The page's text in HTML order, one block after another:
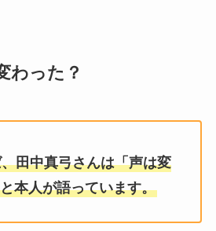
わった？
田中真弓さんは「声は変
本人が語っています。